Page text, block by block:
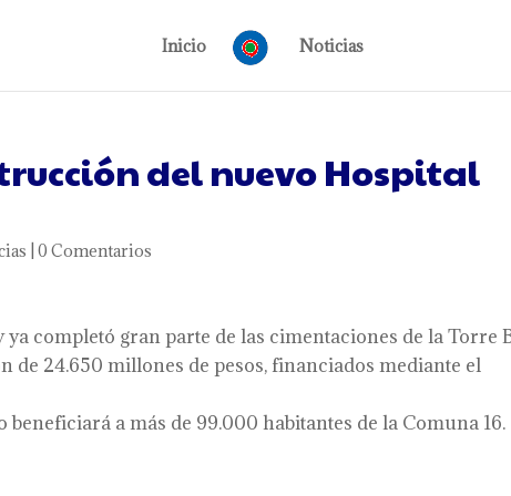
Inicio Noticias
del nuevo Hospital
|0 Comentarios
completó gran parte de las cimentaciones de la Torre
de 24.650 millones de pesos, financiados mediante el
a más de 99.000 habitantes de la Comuna 16.